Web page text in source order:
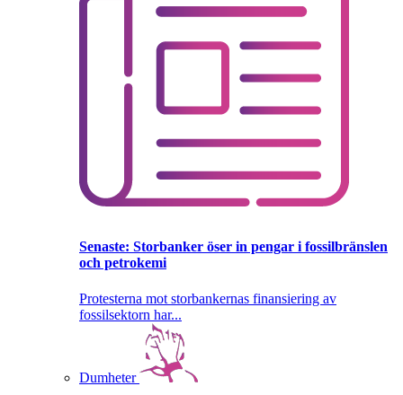
Senaste: Storbanker öser in pengar i fossilbränslen
och petrokemi
Protesterna mot storbankernas finansiering av
fossilsektorn har...
Dumheter